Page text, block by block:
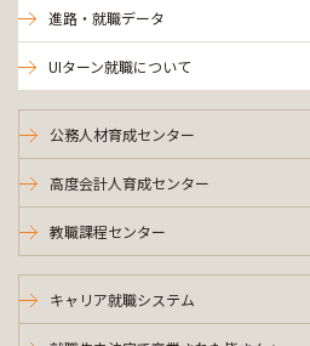
進路・就職データ
UIターン就職について
公務人材育成センター
高度会計人育成センター
教職課程センター
キャリア就職システム